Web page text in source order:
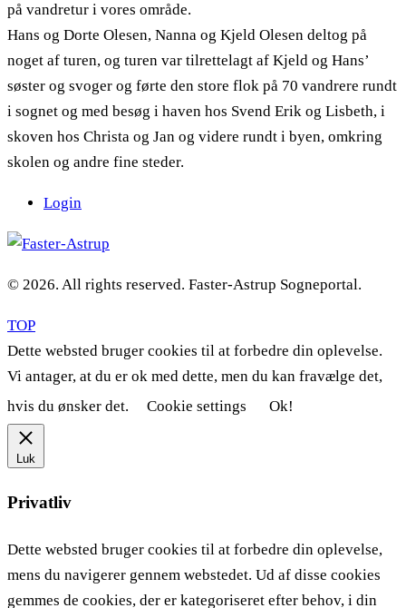
på vandretur i vores område.
Hans og Dorte Olesen, Nanna og Kjeld Olesen deltog på
noget af turen, og turen var tilrettelagt af Kjeld og Hans’
søster og svoger og førte den store flok på 70 vandrere rundt
i sognet og med besøg i haven hos Svend Erik og Lisbeth, i
skoven hos Christa og Jan og videre rundt i byen, omkring
skolen og andre fine steder.
Login
© 2026. All rights reserved. Faster-Astrup Sogneportal.
TOP
Dette websted bruger cookies til at forbedre din oplevelse.
Vi antager, at du er ok med dette, men du kan fravælge det,
hvis du ønsker det.
Cookie settings Ok!
Luk
Privatliv
Dette websted bruger cookies til at forbedre din oplevelse,
mens du navigerer gennem webstedet. Ud af disse cookies
gemmes de cookies, der er kategoriseret efter behov, i din